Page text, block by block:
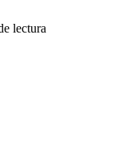
lectura